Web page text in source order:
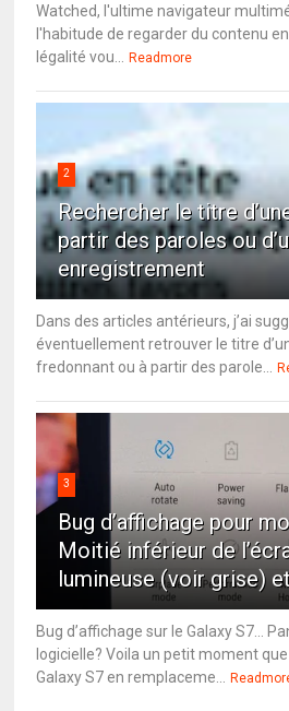
Watched, l'ultime navigateur
l'habitude de regarder du contenu
légalité vou...
Readmore
2
Rechercher le titre
partir des paroles ou
enregistrement
Dans des articles antérieurs, j’ai
éventuellement retrouver le titre
fredonnant ou à partir des parole...
3
Bug d’affichage pour
Moitié inférieur de
lumineuse (voir grise)
Bug d’affichage sur le Galaxy S7…
logicielle? Voila un petit moment
Galaxy S7 en remplaceme...